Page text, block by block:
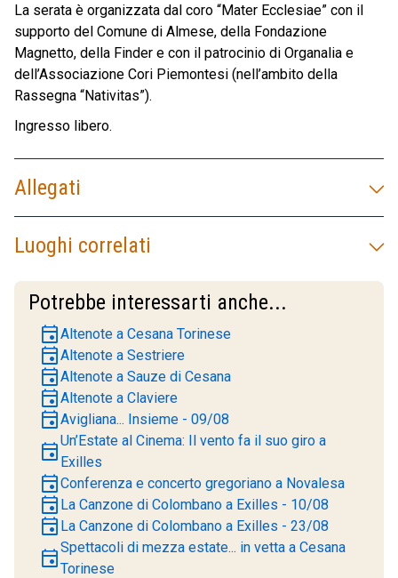
La serata è organizzata dal coro “Mater Ecclesiae” con il
supporto del Comune di Almese, della Fondazione
Magnetto, della Finder e con il patrocinio di Organalia e
dell’Associazione Cori Piemontesi (nell’ambito della
Rassegna “Nativitas”).
Ingresso libero.
Allegati
Luoghi correlati
Potrebbe interessarti anche...
eventAltenote a Cesana Torinese
eventAltenote a Sestriere
eventAltenote a Sauze di Cesana
eventAltenote a Claviere
eventAvigliana... Insieme - 09/08
eventUn’Estate al Cinema: Il vento fa il suo giro a
Exilles
eventConferenza e concerto gregoriano a Novalesa
event La Canzone di Colombano a Exilles - 10/08
event La Canzone di Colombano a Exilles - 23/08
eventSpettacoli di mezza estate... in vetta a Cesana
Torinese